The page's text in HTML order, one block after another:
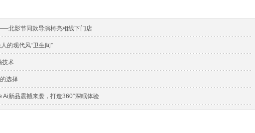
北影节同款导演椅亮相线下门店
的现代风“卫生间”
技术
选择
Ai新品震撼来袭，打造360°深眠体验